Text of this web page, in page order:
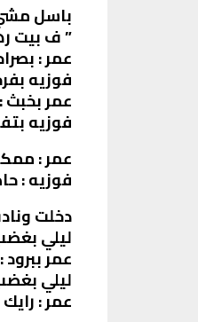
باسل
” ف بيت
عمر :
فوزيه
عمر
فوزيه
عمر :
فوزيه :
دخلت
ليلي
عمر
ليلي
عمر :